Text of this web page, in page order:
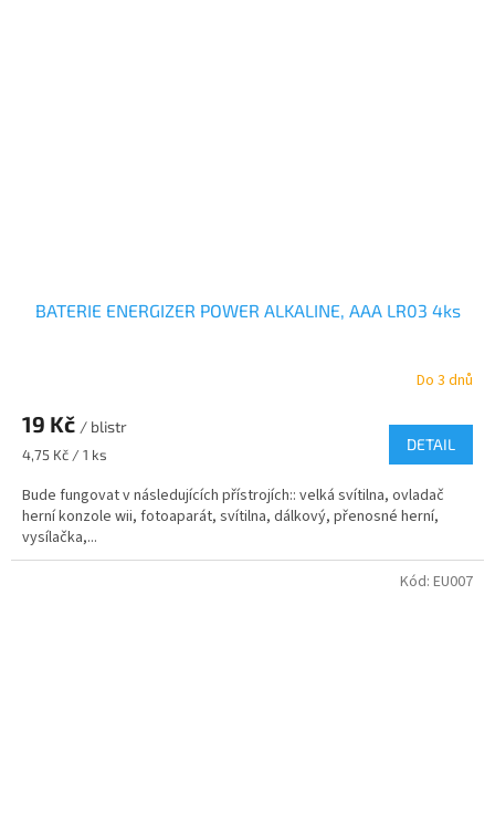
BATERIE ENERGIZER POWER ALKALINE, AAA LR03 4ks
produktu
je
5,0
z
5
hvězdiček.
Do 3 dnů
19 Kč / blistr
Měrná
4,75 Kč / 1 ks
DETAIL
Bude fungovat v následujících přístrojích:: velká svítilna, ovladač
herní konzole wii, fotoaparát, svítilna, dálkový, přenosné herní,
vysílačka,...
Kód: EU007